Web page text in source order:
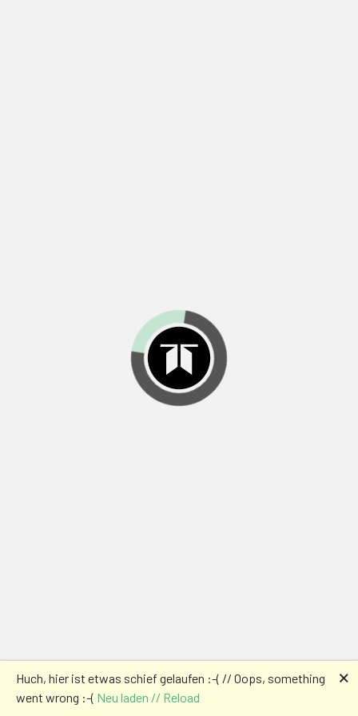
Huch, hier ist etwas schief gelaufen :-( // Oops, something
went wrong :-( Neu laden // Reload
🗙